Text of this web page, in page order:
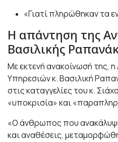
«Γιατί πληρώθηκαν τα
Η απάντηση της
Βασιλικής
Με εκτενή ανακοίνωσή της,
Υπηρεσιών κ. Βασιλική
στις καταγγελίες του κ.
«υποκρισία» και
«Ο άνθρωπος που
και αναθέσεις,